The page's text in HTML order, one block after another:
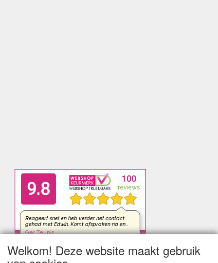
Welkom! Deze website maakt gebruik